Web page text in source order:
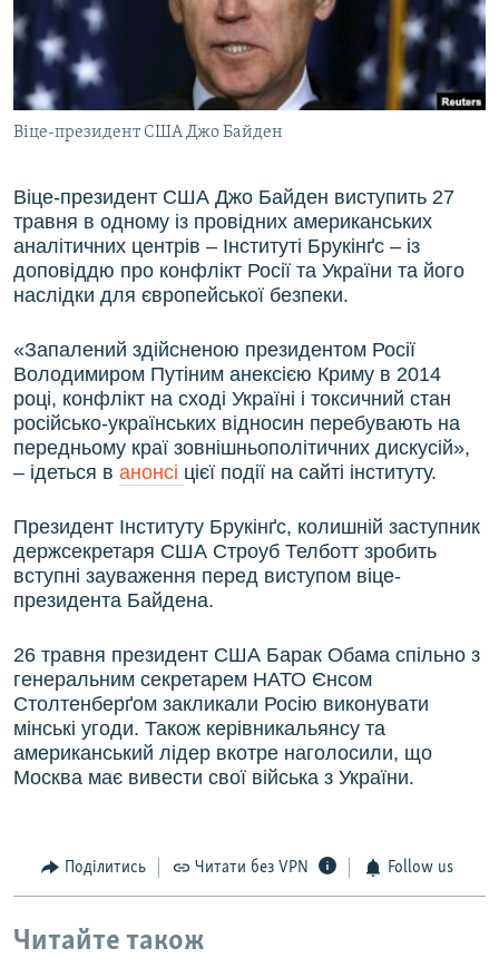
ВІДЕОУРОКИ «ELIFBE»
СВІДЧЕННЯ ОКУПАЦІЇ
УКРАЇНСЬКА ПРОБЛЕМА КРИМУ
ІНФОГРАФІКА
Русский
Qırımtatar
ДОЛУЧАЙСЯ!
Усі сайти RFE/RL
Віце-президент США Джо Байден
Віце-президент США Джо Байден виступить 27
травня в одному із провідних американських
аналітичних центрів – Інституті Брукінґс – із
доповіддю про конфлікт Росії та України та його
наслідки для європейської безпеки.
«Запалений здійсненою президентом Росії
Володимиром Путіним анексією Криму в 2014
році, конфлікт на сході Україні і токсичний стан
російсько-українських відносин перебувають на
передньому краї зовнішньополітичних дискусій»,
– ідеться в анонсі цієї події на сайті інституту.
Президент Інституту Брукінґс, колишній заступник
держсекретаря США Строуб Телботт зробить
вступні зауваження перед виступом віце-
президента Байдена.
26 травня президент США Барак Обама спільно з
генеральним секретарем НАТО Єнсом
Столтенберґом закликали Росію виконувати
мінські угоди. Також керівникальянсу та
американський лідер вкотре наголосили, що
Москва має вивести свої війська з України.
Поділитись Читати без VPN Follow us
Читайте також